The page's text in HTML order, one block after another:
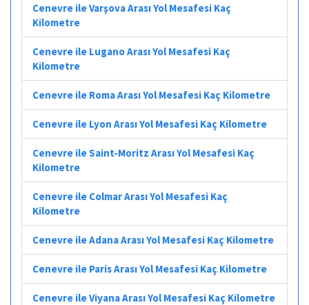
Cenevre ile Varşova Arası Yol Mesafesi Kaç
Kilometre
Cenevre ile Lugano Arası Yol Mesafesi Kaç
Kilometre
Cenevre ile Roma Arası Yol Mesafesi Kaç Kilometre
Cenevre ile Lyon Arası Yol Mesafesi Kaç Kilometre
Cenevre ile Saint-Moritz Arası Yol Mesafesi Kaç
Kilometre
Cenevre ile Colmar Arası Yol Mesafesi Kaç
Kilometre
Cenevre ile Adana Arası Yol Mesafesi Kaç Kilometre
Cenevre ile Paris Arası Yol Mesafesi Kaç Kilometre
Cenevre ile Viyana Arası Yol Mesafesi Kaç Kilometre